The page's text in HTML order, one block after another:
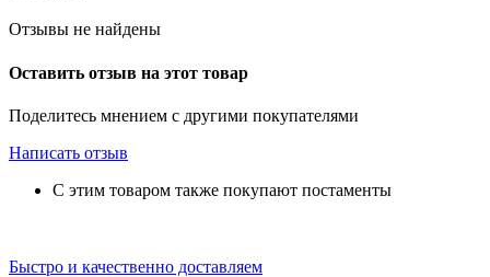
Отзывы не найдены
Оставить отзыв на этот товар
Поделитесь мнением с другими покупателями
Написать отзыв
С этим товаром также покупают постаменты
Быстро и качественно доставляем